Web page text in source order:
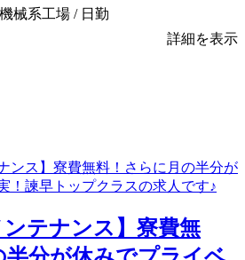
械系工場 / 日勤
詳細を表示
ンテナンス】寮費無